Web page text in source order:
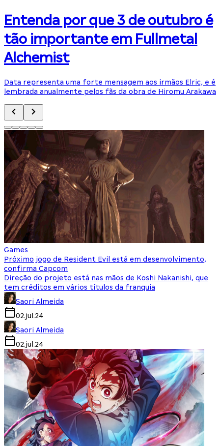
Entenda por que 3 de outubro é
tão importante em Fullmetal
Alchemist
Data representa uma forte mensagem aos irmãos Elric, e é
lembrada anualmente pelos fãs da obra de Hiromu Arakawa
Games
Próximo jogo de Resident Evil está em desenvolvimento,
confirma Capcom
Direção do projeto está nas mãos de Koshi Nakanishi, que
tem créditos em vários títulos da franquia
Saori Almeida
02.jul.24
Saori Almeida
02.jul.24